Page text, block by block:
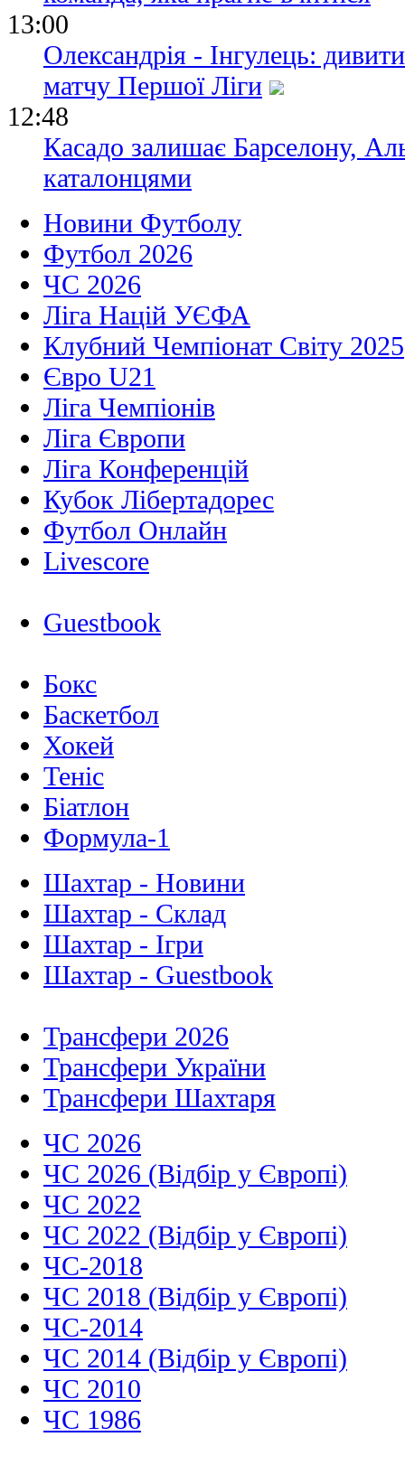
13:00
Олександрія - Інгулець:
матчу Першої Ліги
12:48
Касадо залишає Барселону,
каталонцями
Новини Футболу
Футбол 2026
ЧС 2026
Ліга Націй УЄФА
Клубний Чемпіонат Світу 2025
Євро U21
Ліга Чемпіонів
Ліга Європи
Ліга Конференцій
Кубок Лібертадорес
Футбол Онлайн
Livescore
Guestbook
Бокс
Баскетбол
Хокей
Теніс
Біатлон
Формула-1
Шахтар - Новини
Шахтар - Склад
Шахтар - Ігри
Шахтар - Guestbook
Трансфери 2026
Трансфери України
Трансфери Шахтаря
ЧС 2026
ЧС 2026 (Відбір у Європі)
ЧС 2022
ЧС 2022 (Відбір у Європі)
ЧС-2018
ЧС 2018 (Відбір у Європі)
ЧС-2014
ЧС 2014 (Відбір у Європі)
ЧС 2010
ЧС 1986